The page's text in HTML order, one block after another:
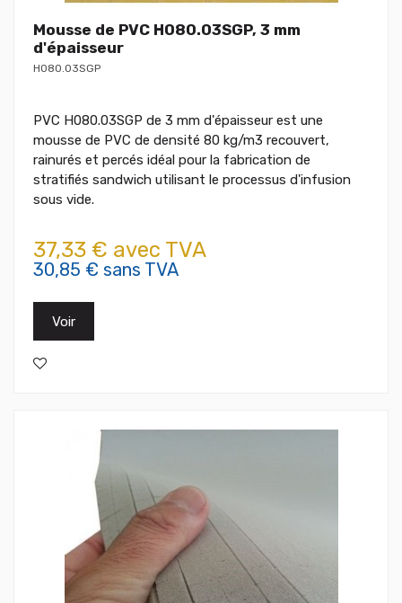
Mousse de PVC H080.03SGP, 3 mm
d'épaisseur
H080.03SGP
PVC H080.03SGP de 3 mm d'épaisseur est une
mousse de PVC de densité 80 kg/m3 recouvert,
rainurés et percés idéal pour la fabrication de
stratifiés sandwich utilisant le processus d'infusion
sous vide.
37,33 € avec TVA
30,85 € sans TVA
Voir